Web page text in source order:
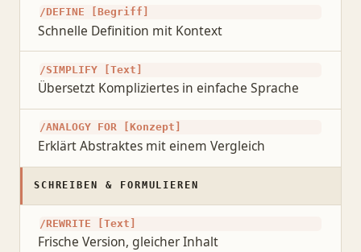
/DEFINE [Begriff]
Schnelle Definition mit Kontext
/SIMPLIFY [Text]
Übersetzt Kompliziertes in einfache Sprache
/ANALOGY FOR [Konzept]
Erklärt Abstraktes mit einem Vergleich
SCHREIBEN & FORMULIEREN
/REWRITE [Text]
Frische Version, gleicher Inhalt